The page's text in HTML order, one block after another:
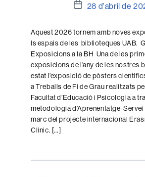
Data
l'entrada
28 d'abril de
Aquest 2026 tornem amb noves
ls espais de les biblioteques UAB.
Exposicions a la BH Una de les
exposicions de l’any de les nostres
estat l’exposició de pòsters
a Treballs de Fi de Grau realitzats
Facultat d’Educació i Psicologia a
metodologia d’Aprenentatge-Servei
marc del projecte internacional
Clinic. […]